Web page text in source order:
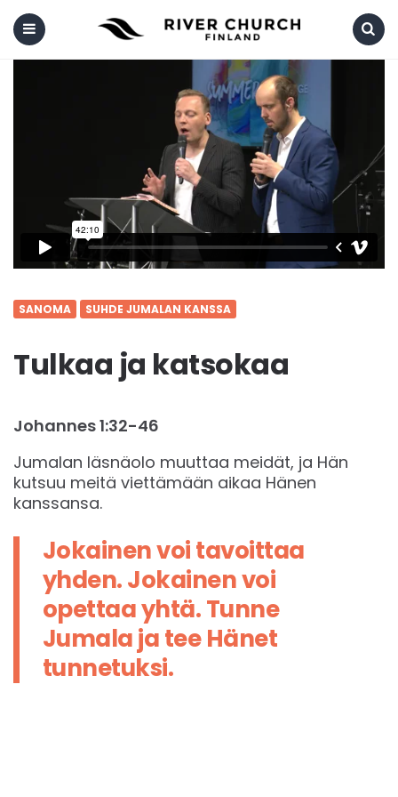
Menu Search
SANOMA SUHDE JUMALAN KANSSA
Tulkaa ja katsokaa
Johannes 1:32-46
Jumalan läsnäolo muuttaa meidät, ja Hän
kutsuu meitä viettämään aikaa Hänen
kanssansa.
Jokainen voi tavoittaa
yhden. Jokainen voi
opettaa yhtä. Tunne
Jumala ja tee Hänet
tunnetuksi.